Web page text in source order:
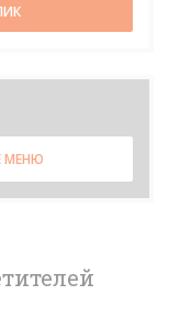
МЕНЮ